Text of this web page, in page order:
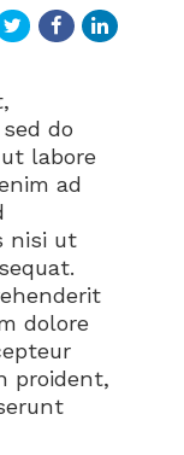
do
labore
ad
nisi ut
dolore
proident,